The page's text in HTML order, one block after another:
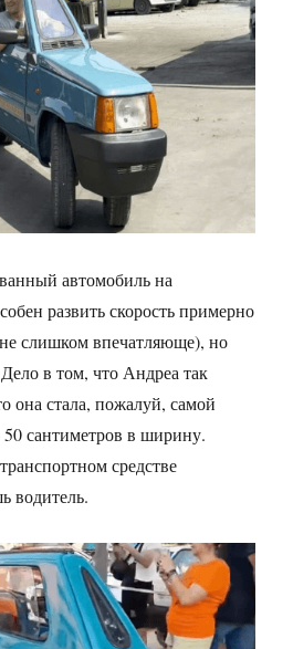
автомобиль на
развить скорость примерно
слишком впечатляюще), но
в том, что Андреа так
она стала, пожалуй, самой
сантиметров в ширину.
средстве
водитель.